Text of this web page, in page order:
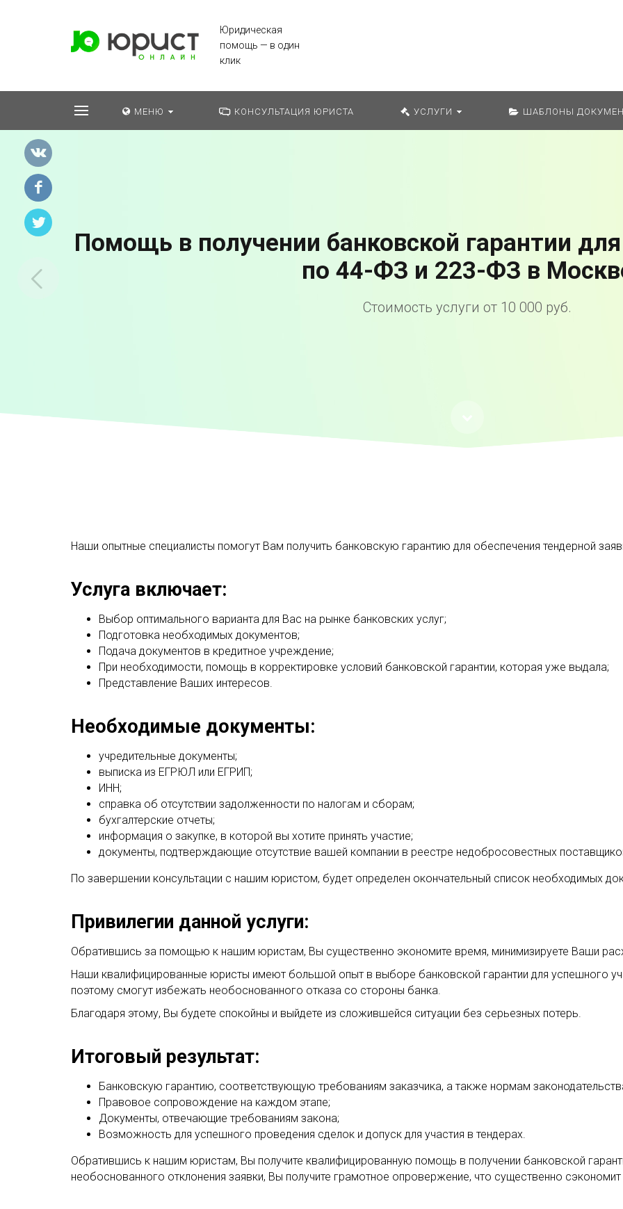
Юридическая
помощь — в один
клик
МЕНЮ КОНСУЛЬТАЦИЯ ЮРИСТА УСЛУГИ ШАБЛОНЫ
Помощь в получении банковской гарантии
по 44-ФЗ и 223-ФЗ в
Стоимость услуги от 10 000 руб.
Наши опытные специалисты помогут Вам получить банковскую гарантию для обеспечения тендерной
Услуга включает:
Выбор оптимального варианта для Вас на рынке банковских услуг;
Подготовка необходимых документов;
Подача документов в кредитное учреждение;
При необходимости, помощь в корректировке условий банковской гарантии, которая уже выдала;
Представление Ваших интересов.
Необходимые документы:
учредительные документы;
выписка из ЕГРЮЛ или ЕГРИП;
ИНН;
справка об отсутствии задолженности по налогам и сборам;
бухгалтерские отчеты;
информация о закупке, в которой вы хотите принять участие;
документы, подтверждающие отсутствие вашей компании в реестре недобросовестных
По завершении консультации с нашим юристом, будет определен окончательный список необходимых
Привилегии данной услуги:
Обратившись за помощью к нашим юристам, Вы существенно экономите время, минимизируете Ваши
Наши квалифицированные юристы имеют большой опыт в выборе банковской гарантии для успешного
поэтому смогут избежать необоснованного отказа со стороны банка.
Благодаря этому, Вы будете спокойны и выйдете из сложившейся ситуации без серьезных потерь.
Итоговый результат:
Банковскую гарантию, соответствующую требованиям заказчика, а также нормам
Правовое сопровождение на каждом этапе;
Документы, отвечающие требованиям закона;
Возможность для успешного проведения сделок и допуск для участия в тендерах.
Обратившись к нашим юристам, Вы получите квалифицированную помощь в получении банковской
необоснованного отклонения заявки, Вы получите грамотное опровержение, что существенно